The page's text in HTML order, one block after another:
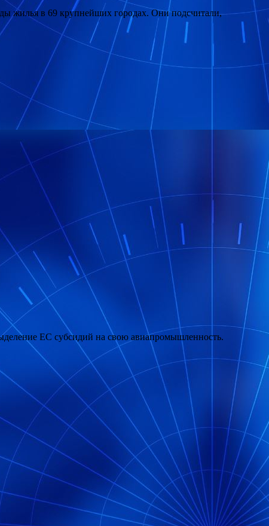
жилья в 69 крупнейших городах. Они подсчитали,
ЕС субсидий на свою авиапромышленность.